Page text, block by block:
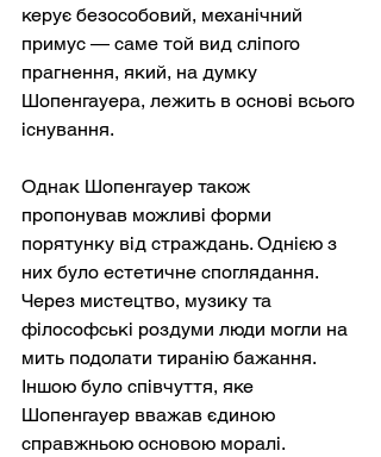
керує безособовий, механічний
примус — саме той вид сліпого
прагнення, який, на думку
Шопенгауера, лежить в основі всього
існування.
Однак Шопенгауер також
пропонував можливі форми
порятунку від страждань. Однією з
них було естетичне споглядання.
Через мистецтво, музику та
філософські роздуми люди могли на
мить подолати тиранію бажання.
Іншою було співчуття, яке
Шопенгауер вважав єдиною
справжньою основою моралі.